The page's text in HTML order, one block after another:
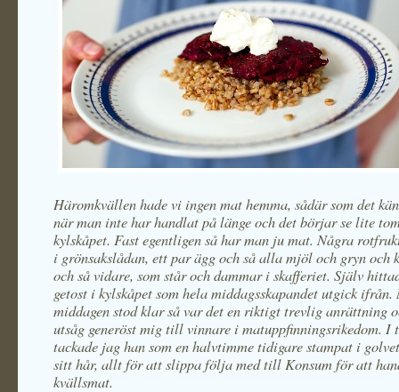
Häromkvällen hade vi ingen mat hemma, sådär som det
när man inte har handlat på länge och det börjar se lite
kylskåpet. Fast egentligen så har man ju mat. Några
i grönsakslådan, ett par ägg och så alla mjöl och gryn och
och så vidare, som står och dammar i skafferiet. Själv
getost i kylskåpet som hela middagsskapandet utgick ifrån.
middagen stod klar så var det en riktigt trevlig anrättning
utsåg generöst mig till vinnare i matuppfinningsrikedom. I
tackade jag han som en halvtimme tidigare stampat i
sitt hår, allt för att slippa följa med till Konsum för att
kvällsmat.